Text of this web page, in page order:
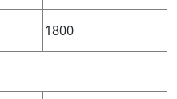
1800